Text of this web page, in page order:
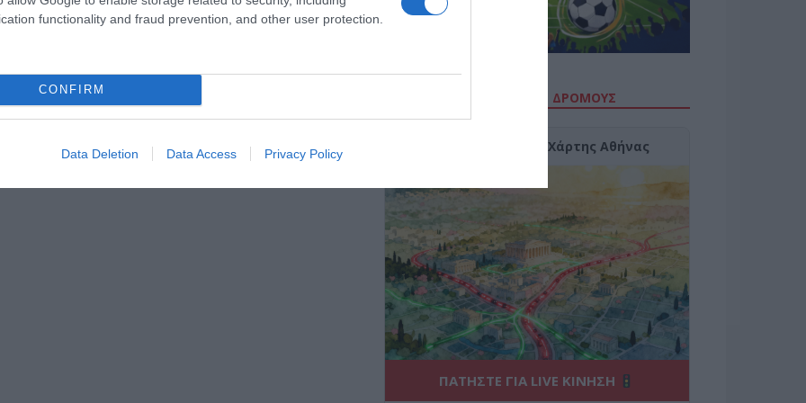
functionality and fraud prevention, and other user protection.
CONFIRM
Data Deletion Data Access Privacy Policy
ΔΕΙΤΕ ΤΗΝ ΚΙΝΗΣΗ ΣΤΟΥΣ ΔΡΌΜΟΥΣ
Κίνηση Τώρα: Live Χάρτης Αθήνας
ΠΑΤΗΣΤΕ ΓΙΑ LIVE ΚΙΝΗΣΗ